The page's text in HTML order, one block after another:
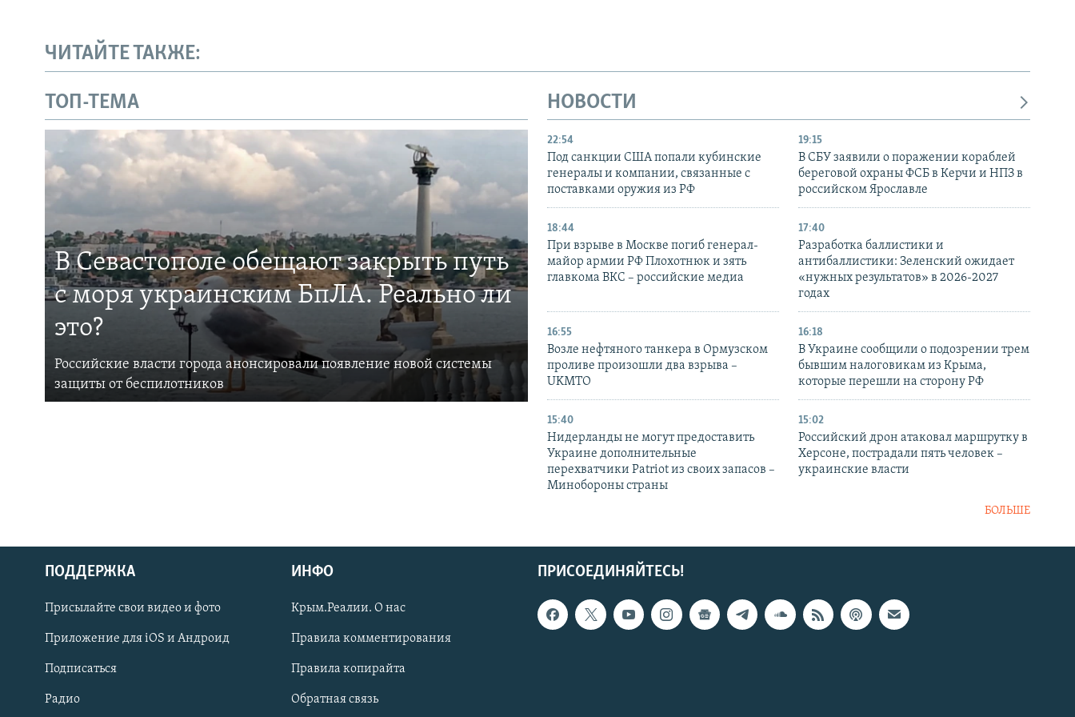
Українською
Qırımtatar
ПРИСОЕДИНЯЙТЕСЬ!
ЧИТАЙТЕ ТАКЖЕ:
ТОП-ТЕМА
В Севастополе обещают закрыть путь
с моря украинским БпЛА. Реально ли
это?
Российские власти города анонсировали появление новой системы
защиты от беспилотников
НОВОСТИ
22:54
Под санкции США попали кубинские
генералы и компании, связанные с
поставками оружия из РФ
19:15
В СБУ заявили о поражении кораблей
береговой охраны ФСБ в Керчи и НПЗ в
российском Ярославле
18:44
При взрыве в Москве погиб генерал-
майор армии РФ Плохотнюк и зять
главкома ВКС – российские медиа
17:40
Разработка баллистики и
антибаллистики: Зеленский ожидает
«нужных результатов» в 2026-2027
годах
16:55
Возле нефтяного танкера в Ормузском
проливе произошли два взрыва –
UKMTO
16:18
В Украине сообщили о подозрении трем
бывшим налоговикам из Крыма,
которые перешли на сторону РФ
15:40
Нидерланды не могут предоставить
Украине дополнительные
перехватчики Patriot из своих запасов –
Минобороны страны
15:02
Российский дрон атаковал маршрутку в
Херсоне, пострадали пять человек –
украинские власти
БОЛЬШЕ
ПРИСОЕДИНЯЙТЕСЬ!
ПОДДЕРЖКА
Присылайте свои видео и фото
Приложение для iOS и Андроид
Подписаться
Радио
ИНФО
Крым.Реалии. О нас
Правила комментирования
Правила копирайта
Обратная связь